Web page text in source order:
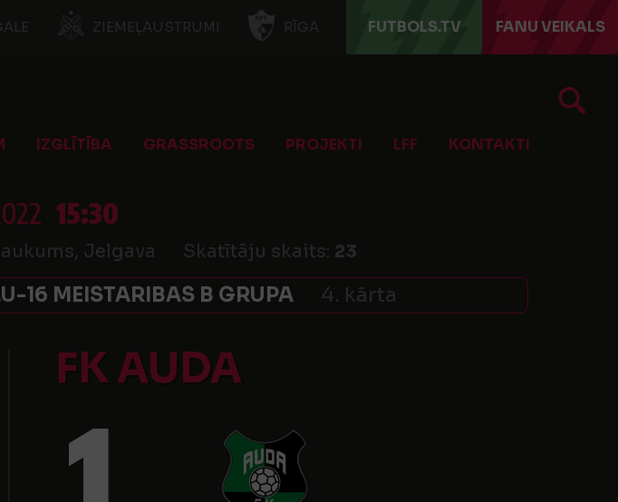
ZIEMEĻAUSTRUMI RĪGA FUTBOLS.TV FANU VEIKALS
IZGLĪTĪBA GRASSROOTS PROJEKTI LFF KONTAKTI
15:30
Jelgava Skatītāju skaits: 23
16 MEISTARIBAS B GRUPA 4. kārta
FK AUDA